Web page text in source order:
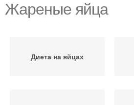
Жареные яйца
Диета на яйцах